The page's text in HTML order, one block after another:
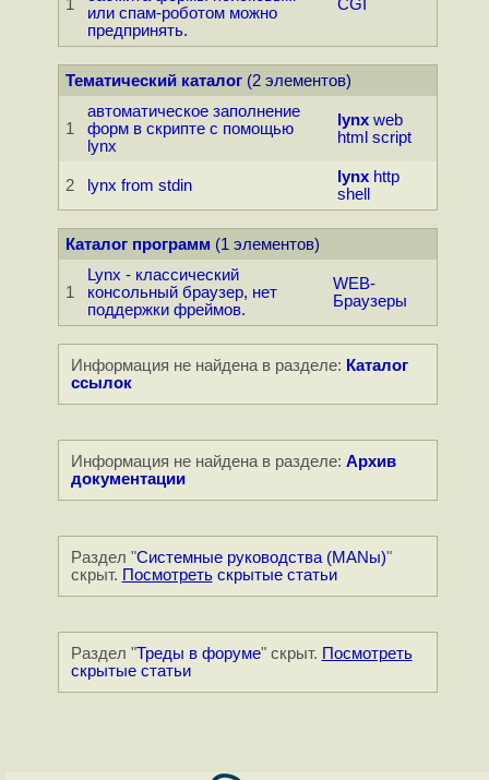
1
или спам-роботом можно
предпринять.
CGI
Тематический каталог(2 элементов)
1
автоматическое заполнение
форм в скрипте с помощью
lynx
lynx web
html script
2 lynx from stdin lynx http
shell
Каталог программ (1 элементов)
1
Lynx - классический
консольный браузер, нет
поддержки фреймов.
WEB-
Браузеры
Информация не найдена в разделе: Каталог
ссылок
Информация не найдена в разделе: Архив
документации
Раздел "Системные руководства (MANы)"
скрыт. Посмотретьскрытые статьи
Раздел "Треды в форуме" скрыт. Посмотреть
скрытые статьи